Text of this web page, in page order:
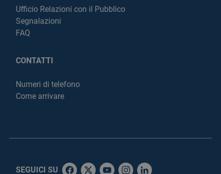
Ufficio Relazioni con il Pubblico
Segnalazioni
FAQ
CONTATTI
Numeri di telefono
Come arrivare
SEGUICI SU